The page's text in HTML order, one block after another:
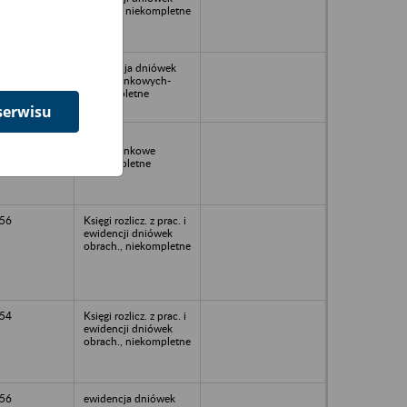
obrach., niekompletne
Ewidencja dniówek
obrachunkowych-
niekompletne
obrachunkowe
Niekompletne
Księgi rozlicz. z prac. i
ewidencji dniówek
obrach., niekompletne
Księgi rozlicz. z prac. i
ewidencji dniówek
obrach., niekompletne
ewidencja dniówek